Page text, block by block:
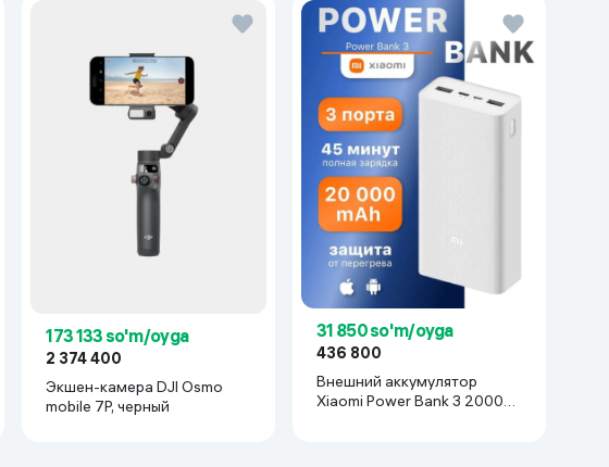
173 133 so'm/oyga
2 374 400
Экшен-камера DJI Osmo
mobile 7P, черный
31 850 so'm/oyga
436 800
Внешний аккумулятор
Xiaomi Power Bank 3 20000